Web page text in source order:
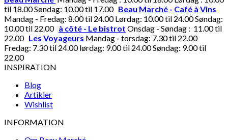
til 18.00 Søndag: 10.00 til 17.00 Beau Marché - Café à Vins
Mandag - Fredag: 8.00 til 24.00 Lørdag: 10.00 til 24.00 Søndag:
10.00 til 22.00 à côté - Le bistrot Onsdag - Søndag : 11.00 til
22.00 Les Voyageurs Mandag - torsdag: 7.30 til 22.00
Fredag: 7.30 til 24.00 lørdag: 9.00 til 24.00 Søndag: 9.00 til
22.00
INSPIRATION
Blog
Artikler
Wishlist
INFORMATION